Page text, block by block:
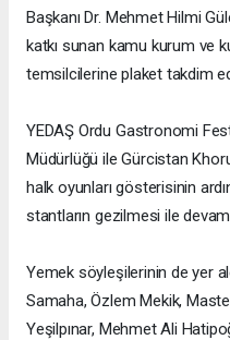
Başkanı Dr. Mehmet Hilmi
katkı sunan kamu kurum ve
temsilcilerine plaket takdim
YEDAŞ Ordu Gastronomi
Müdürlüğü ile Gürcistan
halk oyunları gösterisinin
stantların gezilmesi ile
Yemek söyleşilerinin de yer
Samaha, Özlem Mekik,
Yeşilpınar, Mehmet Ali